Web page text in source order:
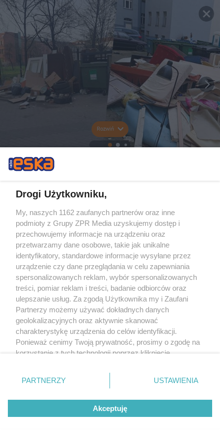
Rozwiń
Drogi Użytkowniku,
My, naszych 1162 zaufanych partnerów oraz inne
podmioty z Grupy ZPR Media uzyskujemy dostęp i
przechowujemy informacje na urządzeniu oraz
przetwarzamy dane osobowe, takie jak unikalne
identyfikatory, standardowe informacje wysyłane przez
urządzenie czy dane przeglądania w celu zapewniania
spersonalizowanych reklam, wybór spersonalizowanych
treści, pomiar reklam i treści, badanie odbiorców oraz
ulepszanie usług. Za zgodą Użytkownika my i Zaufani
Partnerzy możemy używać dokładnych danych
geolokalizacyjnych oraz aktywnie skanować
charakterystykę urządzenia do celów identyfikacji.
Ponieważ cenimy Twoją prywatność, prosimy o zgodę na
korzystanie z tych technologii poprzez kliknięcie
zmienić/wycofać klikając przycisk ustawień prywatności
znajdujący się w lewym dolnym rogu strony
rodzaje przetwarzania danych nie wymagają zgody
użytkownika, ale masz prawo sprzeciwić się takiemu
przetwarzaniu. Preferencje będą miały zastosowanie tylko
PARTNERZY USTAWIENIA
Akceptuję